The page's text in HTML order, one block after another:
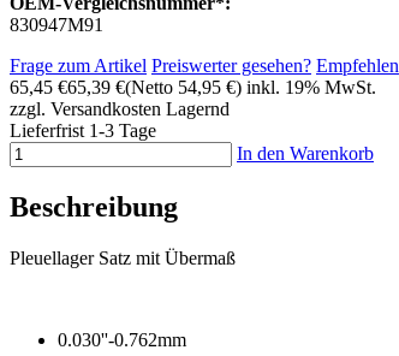
830947M91
Frage zum Artikel Preiswerter gesehen? Empfehlen
65,45 €65,39 €(Netto 54,95 €) inkl. 19% MwSt.
zzgl. Versandkosten Lagernd
Lieferfrist 1-3 Tage
In den Warenkorb
Beschreibung
Pleuellager Satz mit Übermaß
0.030''-0.762mm